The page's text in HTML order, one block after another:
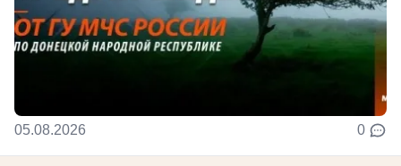
05.08.2026 0